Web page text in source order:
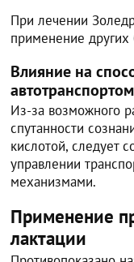
При лечении
применение
Влияние на
Из-за возможного
спутанности
кислотой, следует
управлении
механизмами.
Применение
лактации